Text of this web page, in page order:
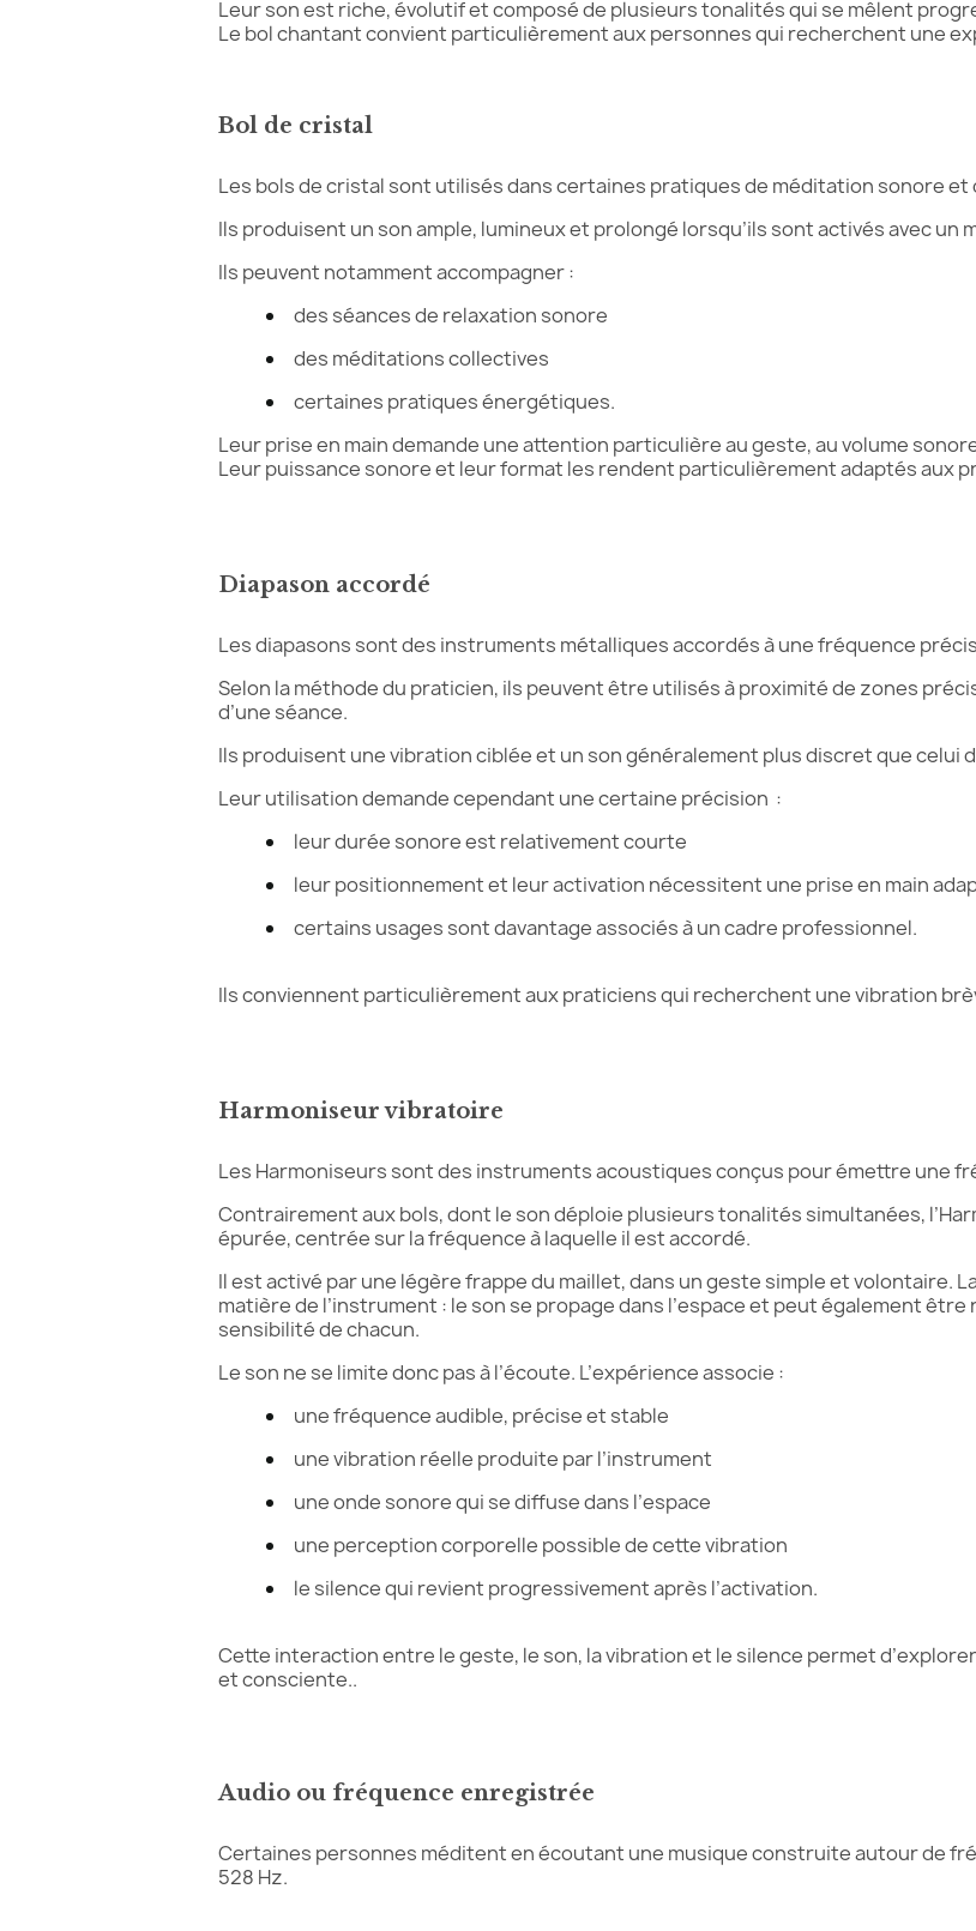
Leur son est riche, évolutif et composé de plusieurs tonalités qui se mêlent
Le bol chantant convient particulièrement aux personnes qui recherchent une
Bol de cristal
Les bols de cristal sont utilisés dans certaines pratiques de méditation sonore et
Ils produisent un son ample, lumineux et prolongé lorsqu’ils sont activés avec un
Ils peuvent notamment accompagner :
des séances de relaxation sonore
des méditations collectives
certaines pratiques énergétiques.
Leur prise en main demande une attention particulière au geste, au volume
Leur puissance sonore et leur format les rendent particulièrement adaptés aux
Diapason accordé
Les diapasons sont des instruments métalliques accordés à une fréquence
Selon la méthode du praticien, ils peuvent être utilisés à proximité de zones
d’une séance.
Ils produisent une vibration ciblée et un son généralement plus discret que celui
Leur utilisation demande cependant une certaine précision :
leur durée sonore est relativement courte
leur positionnement et leur activation nécessitent une prise en main
certains usages sont davantage associés à un cadre professionnel.
Ils conviennent particulièrement aux praticiens qui recherchent une vibration
Harmoniseur vibratoire
Les Harmoniseurs sont des instruments acoustiques conçus pour émettre une
Contrairement aux bols, dont le son déploie plusieurs tonalités simultanées,
épurée, centrée sur la fréquence à laquelle il est accordé.
Il est activé par une légère frappe du maillet, dans un geste simple et volontaire.
matière de l’instrument : le son se propage dans l’espace et peut également
sensibilité de chacun.
Le son ne se limite donc pas à l’écoute. L’expérience associe :
une fréquence audible, précise et stable
une vibration réelle produite par l’instrument
une onde sonore qui se diffuse dans l’espace
une perception corporelle possible de cette vibration
le silence qui revient progressivement après l’activation.
Cette interaction entre le geste, le son, la vibration et le silence permet
et consciente..
Audio ou fréquence enregistrée
Certaines personnes méditent en écoutant une musique construite autour de
528 Hz.